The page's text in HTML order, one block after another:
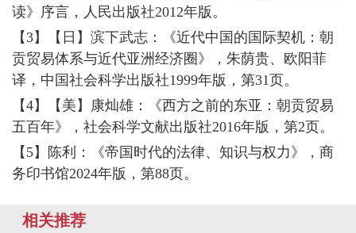
读》序言，人民出版社2012年版。
【3】【日】滨下武志：《近代中国的国际契机：朝
贡贸易体系与近代亚洲经济圈》，朱荫贵、欧阳菲
译，中国社会科学出版社1999年版，第31页。
【4】【美】康灿雄：《西方之前的东亚：朝贡贸易
五百年》，社会科学文献出版社2016年版，第2页。
【5】陈利：《帝国时代的法律、知识与权力》，商
务印书馆2024年版，第88页。
相关推荐